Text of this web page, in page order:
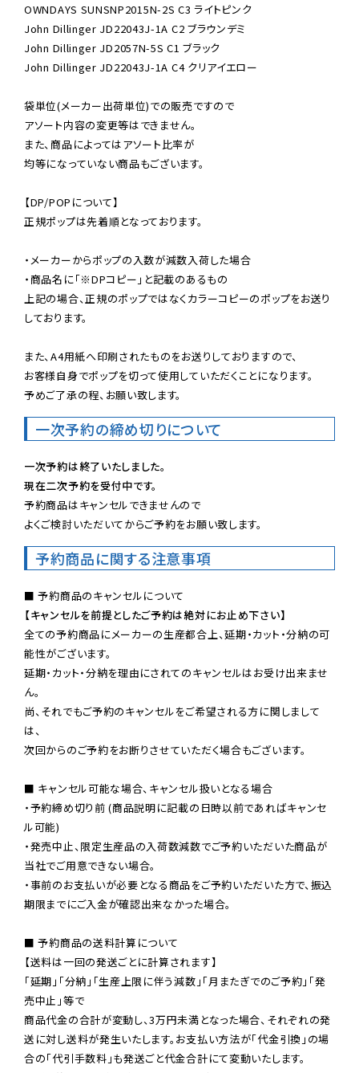
OWNDAYS SUNSNP2015N-2S C3 ライトピンク
John Dillinger JD22043J-1A C2 ブラウンデミ
John Dillinger JD2057N-5S C1 ブラック
John Dillinger JD22043J-1A C4 クリアイエロー
袋単位(メーカー出荷単位)での販売ですので
アソート内容の変更等はできません。
また、商品によってはアソート比率が
均等になっていない商品もございます。
【DP/POPについて】
正規ポップは先着順となっております。
・メーカーからポップの入数が減数入荷した場合
・商品名に「※DPコピー」と記載のあるもの
上記の場合、正規のポップではなくカラーコピーのポップをお送り
しております。
また、A4用紙へ印刷されたものをお送りしておりますので、
お客様自身でポップを切って使用していただくことになります。
予めご了承の程、お願い致します。
一次予約の締め切りについて
一次予約は終了いたしました。
現在二次予約を受付中です。
予約商品はキャンセルできませんので
よくご検討いただいてからご予約をお願い致します。
予約商品に関する注意事項
【キャンセルを前提としたご予約は絶対にお止め下さい】
全ての予約商品にメーカーの生産都合上、延期・カット・分納の可
能性がございます。
延期・カット・分納を理由にされてのキャンセルはお受け出来ませ
ん。
尚、それでもご予約のキャンセルをご希望される方に関しまして
は、
次回からのご予約をお断りさせていただく場合もございます。
■ キャンセル可能な場合、キャンセル扱いとなる場合
・予約締め切り前 (商品説明に記載の日時以前であればキャンセ
ル可能)
・発売中止、限定生産品の入荷数減数でご予約いただいた商品が
当社でご用意できない場合。
・事前のお支払いが必要となる商品をご予約いただいた方で、振込
期限までにご入金が確認出来なかった場合。
■ 予約商品の送料計算について
【送料は一回の発送ごとに計算されます】
「延期」「分納」「生産上限に伴う減数」「月またぎでのご予約」「発
売中止」等で
商品代金の合計が変動し、3万円未満となった場合、それぞれの発
送に対し送料が発生いたします。お支払い方法が「代金引換」の場